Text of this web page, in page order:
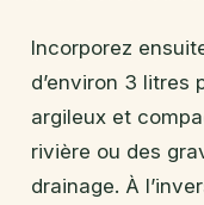
Incorporez
d’environ 3 litres
argileux et
rivière ou des
drainage. À